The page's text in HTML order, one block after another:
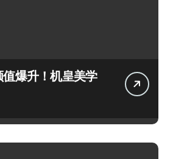
爆升！机皇美学